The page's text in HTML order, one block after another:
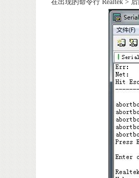
在出现的命令行 Realtek >